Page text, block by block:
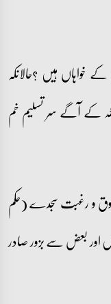
خواہاں ہیں ؟حالانکہ
کے آگے سر تسلیم خم
و رغبت سجدے (حکم
اور بعض سے بزور صادر